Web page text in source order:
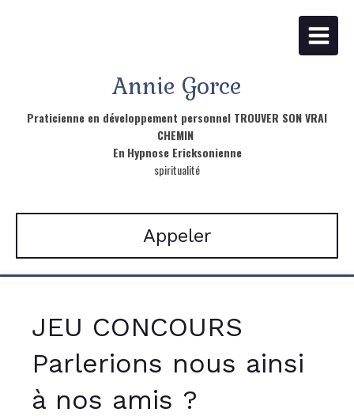
Annie Gorce
Praticienne en développement personnel TROUVER SON VRAI
CHEMIN
En Hypnose Ericksonienne
spiritualité
Appeler
JEU CONCOURS
Parlerions nous ainsi
à nos amis ?